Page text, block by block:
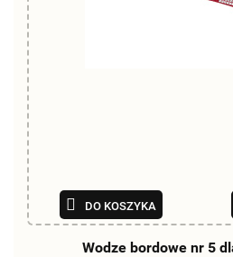
DO KOSZYKA
Wodze bordowe nr 5